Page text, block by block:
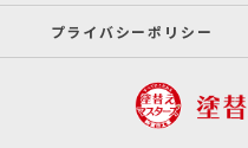
プライバシーポリシー